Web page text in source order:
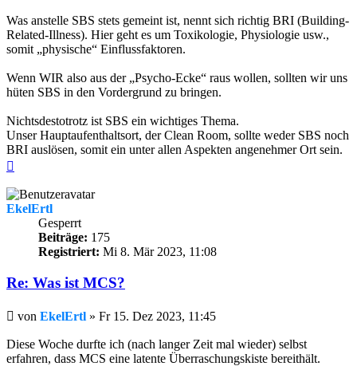
Was anstelle SBS stets gemeint ist, nennt sich richtig BRI (Building-
Related-Illness). Hier geht es um Toxikologie, Physiologie usw.,
somit „physische“ Einflussfaktoren.
Wenn WIR also aus der „Psycho-Ecke“ raus wollen, sollten wir uns
hüten SBS in den Vordergrund zu bringen.
Nichtsdestotrotz ist SBS ein wichtiges Thema.
Unser Hauptaufenthaltsort, der Clean Room, sollte weder SBS noch
BRI auslösen, somit ein unter allen Aspekten angenehmer Ort sein.
EkelErtl
Gesperrt
Beiträge: 175
Registriert: Mi 8. Mär 2023, 11:08
Re: Was ist MCS?
Beitrag
von EkelErtl » Fr 15. Dez 2023, 11:45
Diese Woche durfte ich (nach langer Zeit mal wieder) selbst
erfahren, dass MCS eine latente Überraschungskiste bereithält.